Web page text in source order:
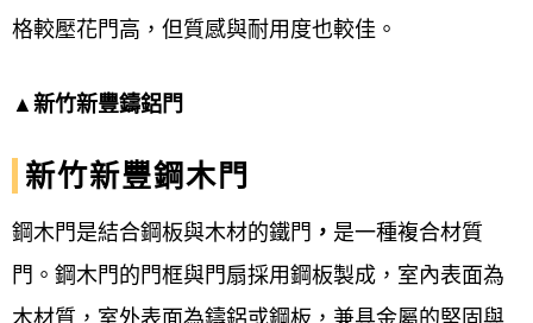
格較壓花門高，但質感與耐用度也較佳。
▲ 新竹新豐鑄鋁門
新竹新豐鋼木門
鋼木門 是結合鋼板與木材的鐵門 ， 是一種複合材質
門。 鋼木門 的門框與門扇採用鋼板製成，室內表面為
木材質，室外表面為鑄鋁或鋼板，兼具金屬的堅固與